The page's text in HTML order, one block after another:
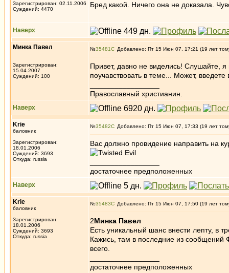
Зарегистрирован: 02.11.2006
Суждений: 4470
Бред какой. Ничего она не доказала.
Наверх
Минка Павел
Зарегистрирован:
15.04.2007
Суждений: 100
№35481 Добавлено: Пт 15 Июн 07, 17:21 (19 лет
Привет, давно не виделись! Слушайте, я
поучавствовать в теме... Может,
Православный христианин.
Наверх
Krie
баловник
Зарегистрирован:
18.01.2006
Суждений: 3693
Откуда: russia
№35482 Добавлено: Пт 15 Июн 07, 17:33 (19 лет
Вас должно провидение направить на
достаточнее предположенных
Наверх
Krie
баловник
Зарегистрирован:
18.01.2006
Суждений: 3693
Откуда: russia
№35483 Добавлено: Пт 15 Июн 07, 17:50 (19 лет
2Минка Павел
Есть уникальный шанс внести лепту, в
Кажись, там в последние из сообщений
всего.
достаточнее предположенных